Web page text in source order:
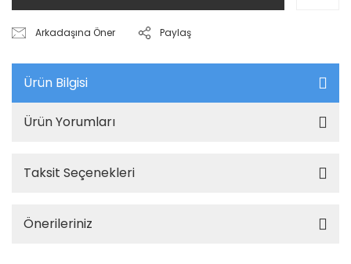
Arkadaşına Öner Paylaş
Ürün Bilgisi
Ürün Yorumları
Taksit Seçenekleri
Önerileriniz